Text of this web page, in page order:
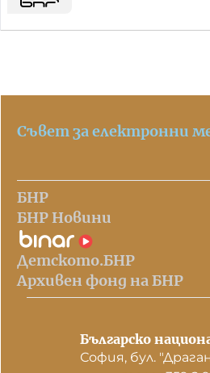
Съвет за електронни
БНР
БНР Новини
Детското.БНР
Архивен фонд на БНР
Българско
София, бул.